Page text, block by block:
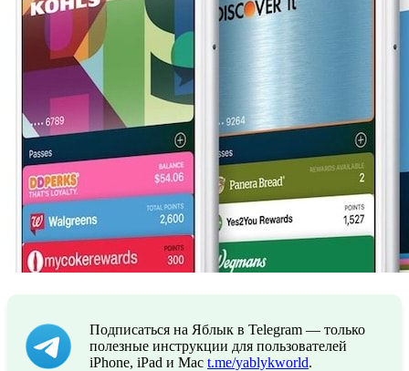
Подписаться на Яблык в Telegram — только
полезные инструкции для пользователей
iPhone, iPad и Mac t.me/yablykworld.